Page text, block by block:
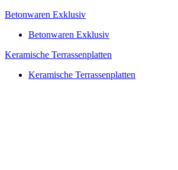
Betonwaren Exklusiv
Betonwaren Exklusiv
Keramische Terrassenplatten
Keramische Terrassenplatten